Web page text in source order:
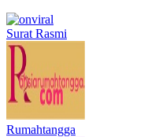
Surat Rasmi
Rumahtangga